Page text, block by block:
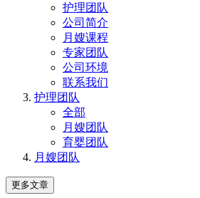
护理团队
公司简介
月嫂课程
专家团队
公司环境
联系我们
护理团队
全部
月嫂团队
育婴团队
月嫂团队
更多文章